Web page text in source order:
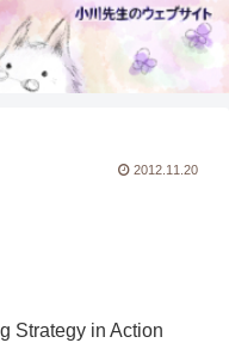
2012.11.20
in Action